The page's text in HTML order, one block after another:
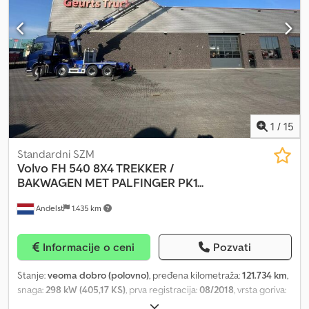
1 / 15
Andelst 1.435 km
Standardni SZM
Volvo FH 540 8X4 TREKKER /
BAKWAGEN MET PALFINGER PK1...
Informacije o ceni Pozvati
Stanje:veoma dobro (polovno), pređena kilometraža:121.734 km,
snaga:298 kW (405,17 KS), prva registracija:08/2018, vrsta goriva:
385/65/22.5